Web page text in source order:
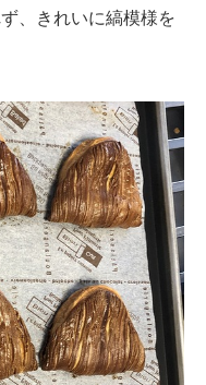
、きれいに縞模様を